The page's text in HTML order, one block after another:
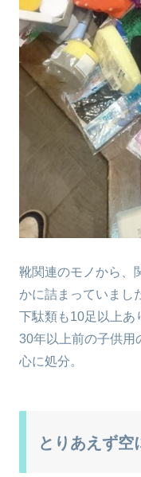
靴関連のモノから、
かに詰まっていまし
下駄類も10足以上あ
30年以上前の子供用
心に処分。
とりあえず空